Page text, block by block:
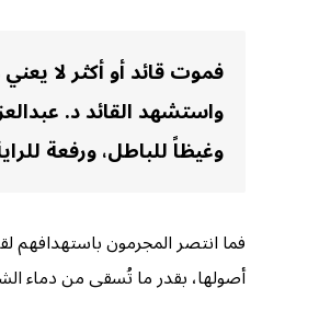
فموت قائد أو أكثر لا
واستشهد القائد د.
وغيظاً للباطل، ورفعة
فما انتصر المجرمون باستهدافهم
أصولها، بقدر ما تُسقى من دماء